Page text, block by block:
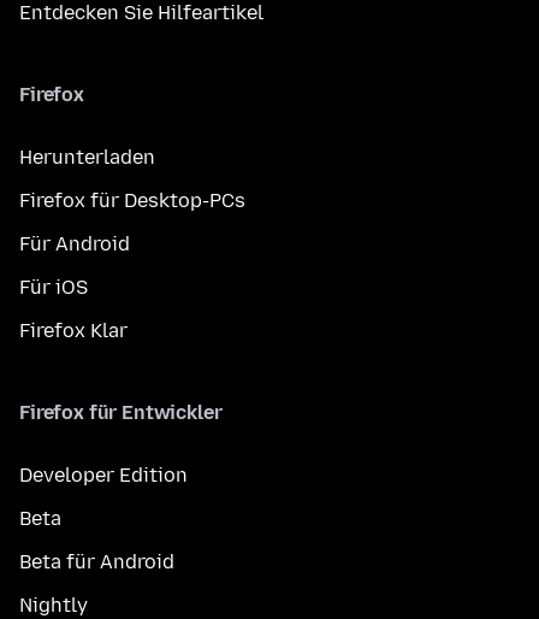
Entdecken Sie Hilfeartikel
Firefox
Herunterladen
Firefox für Desktop-PCs
Für Android
Für iOS
Firefox Klar
Firefox für Entwickler
Developer Edition
Beta
Beta für Android
Nightly